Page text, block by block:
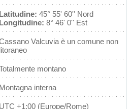
Latitudine: 45° 55' 60'' Nord
Longitudine: 8° 46' 0'' Est
Valcuvia è un comune non
litoraneo
montano
Montagna interna
UTC +1:00 (Europe/Rome)